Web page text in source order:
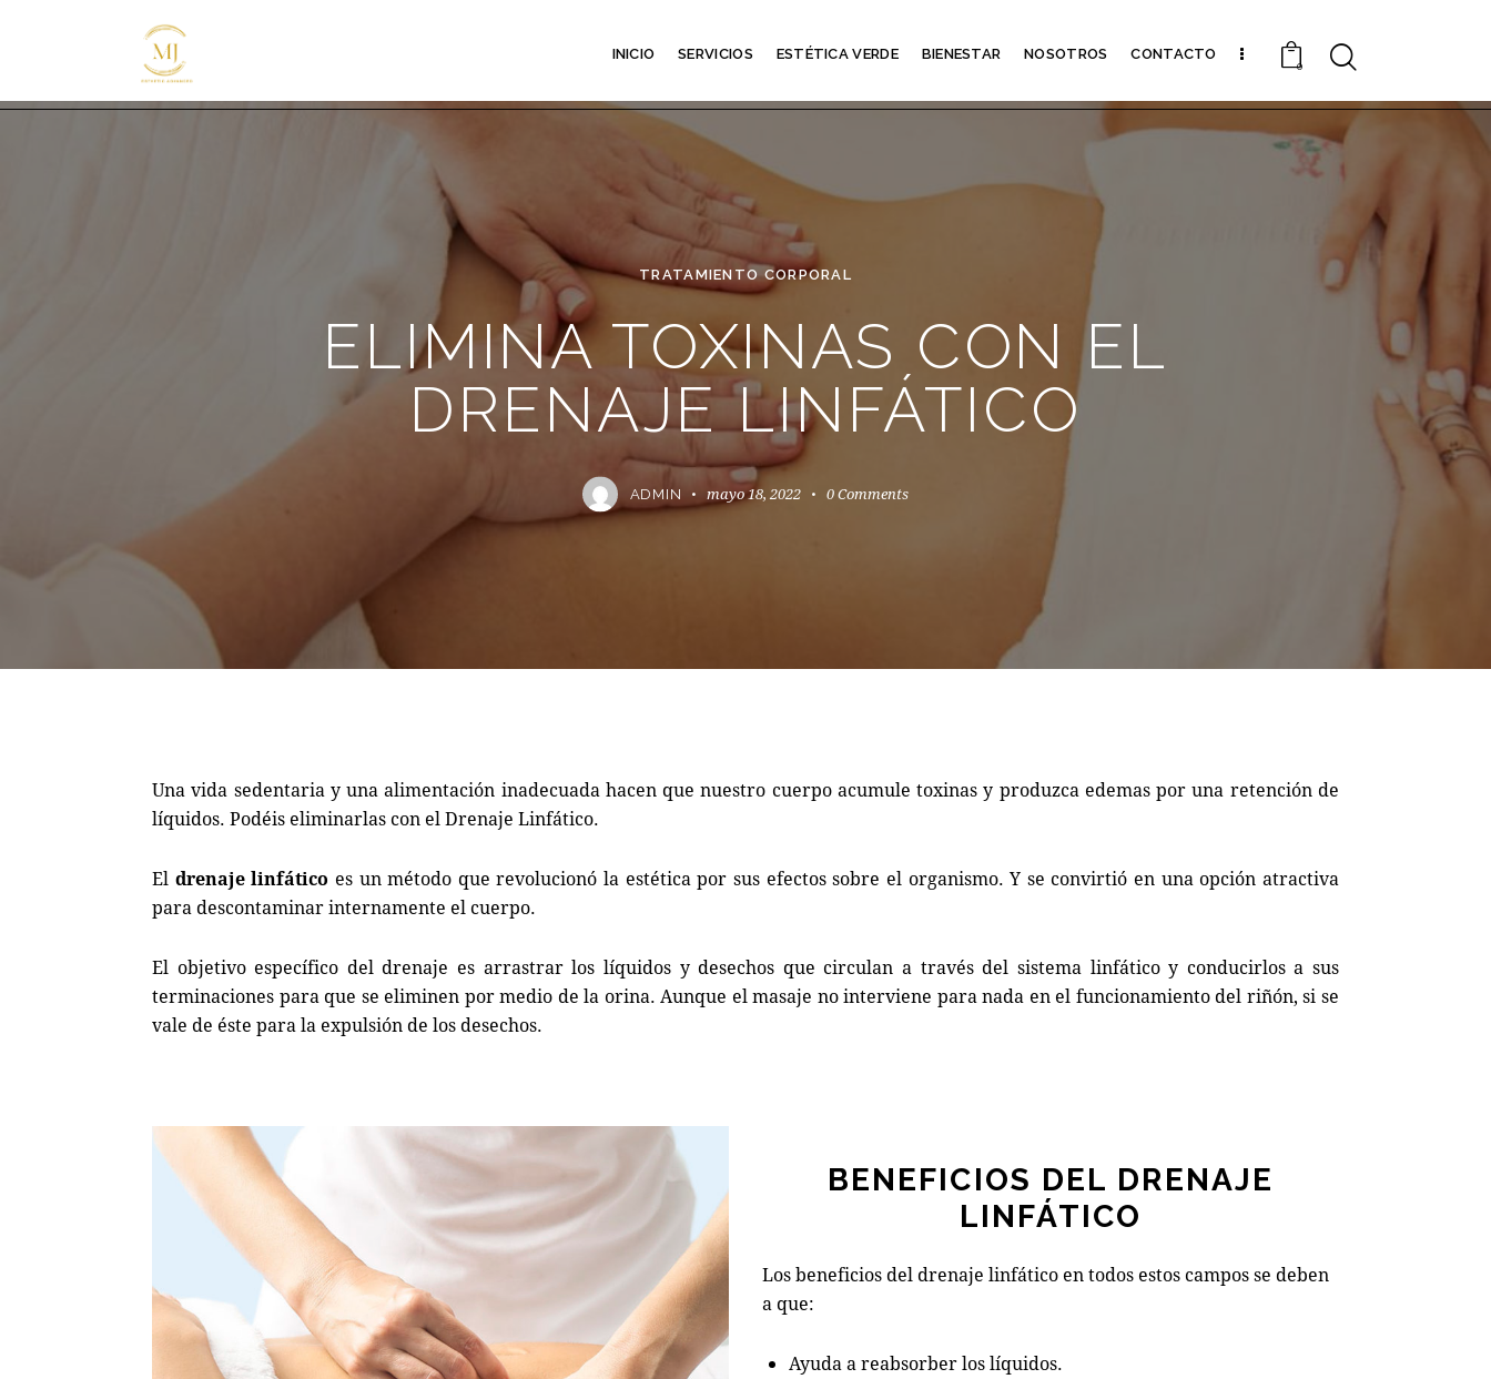
INICIO SERVICIOS ESTÉTICA VERDE BIENESTAR NOSOTROS CONTACTO
0
TRATAMIENTO CORPORAL
ELIMINA TOXINAS CON EL
DRENAJE LINFÁTICO
ADMIN mayo 18, 2022 0 Comments
Una vida sedentaria y una alimentación inadecuada hacen que nuestro cuerpo acumule toxinas y produzca edemas por una retención de
líquidos. Podéis eliminarlas con el Drenaje Linfático.
El drenaje linfático es un método que revolucionó la estética por sus efectos sobre el organismo. Y se convirtió en una opción atractiva
para descontaminar internamente el cuerpo.
El objetivo específico del drenaje es arrastrar los líquidos y desechos que circulan a través del sistema linfático y conducirlos a sus
terminaciones para que se eliminen por medio de la orina. Aunque el masaje no interviene para nada en el funcionamiento del riñón, si se
vale de éste para la expulsión de los desechos.
BENEFICIOS DEL DRENAJE
LINFÁTICO
Los beneficios del drenaje linfático en todos estos campos se deben
a que:
Ayuda a reabsorber los líquidos.